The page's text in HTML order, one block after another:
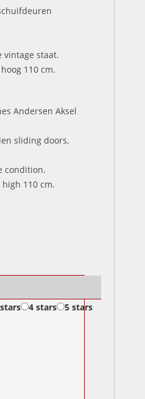
vintage staat.
110 cm.
Andersen Aksel
sliding doors,
condition.
110 cm.
4 stars 5 stars